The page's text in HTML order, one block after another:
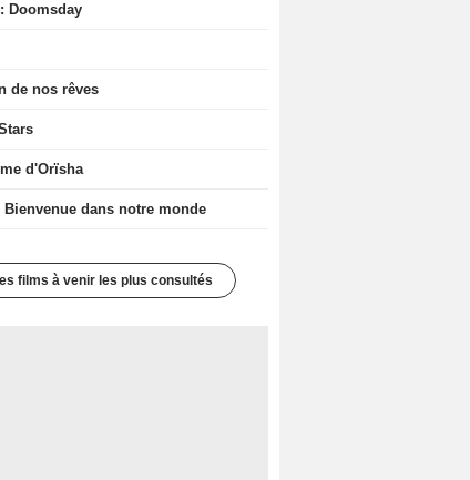
Doomsday
de nos rêves
d'Orïsha
dans notre monde
films à venir les plus consultés